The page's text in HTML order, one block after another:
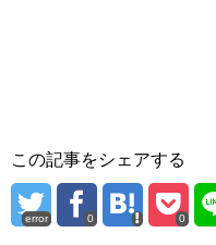
この記事をシェアする
error 0 0